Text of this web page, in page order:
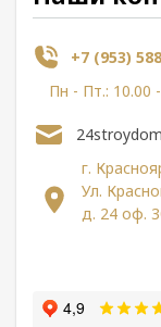
+7 (953)
Пн - Пт.: 10.00
г.
Ул.
д. 24 оф.